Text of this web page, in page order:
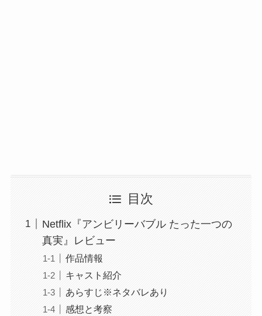
目次
Netflix『アンビリーバブル たった一つの
真実』レビュー
作品情報
キャスト紹介
あらすじ※ネタバレあり
感想と考察